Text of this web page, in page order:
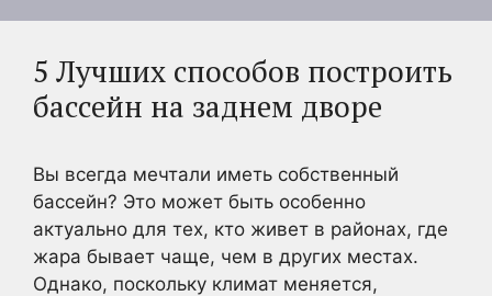
5 Лучших способов построить
бассейн на заднем дворе
Вы всегда мечтали иметь собственный
бассейн? Это может быть особенно
актуально для тех, кто живет в районах, где
жара бывает чаще, чем в других местах.
Однако, поскольку климат меняется,